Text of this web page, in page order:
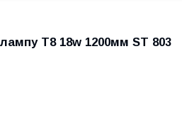
T8 18w 1200мм ST 803